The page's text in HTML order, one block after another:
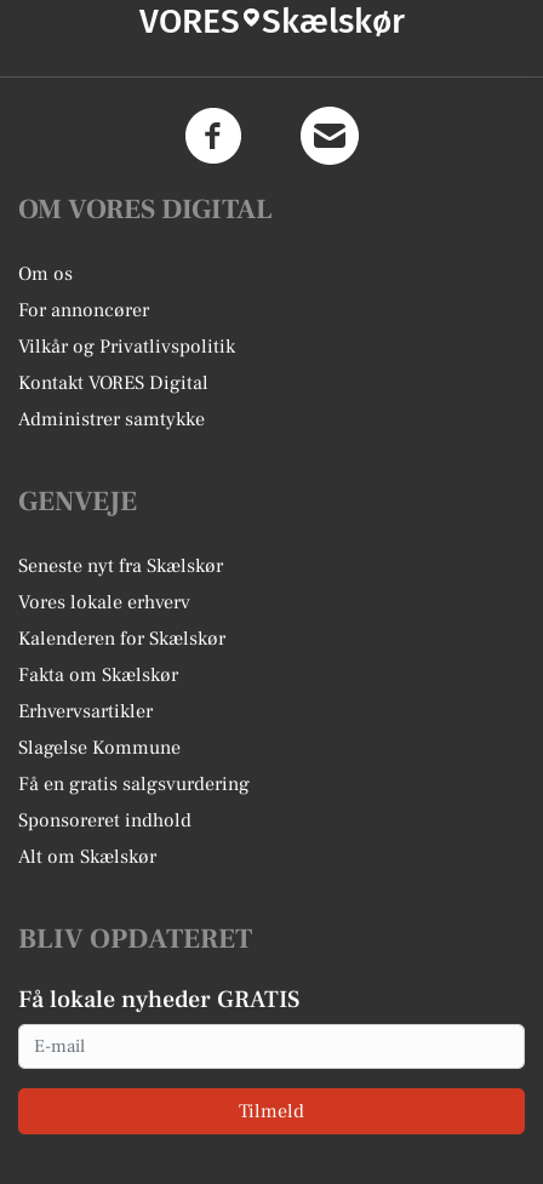
VORES Skælskør
OM VORES DIGITAL
Om os
For annoncører
Vilkår og Privatlivspolitik
Kontakt VORES Digital
Administrer samtykke
GENVEJE
Seneste nyt fra Skælskør
Vores lokale erhverv
Kalenderen for Skælskør
Fakta om Skælskør
Erhvervsartikler
Slagelse Kommune
Få en gratis salgsvurdering
Sponsoreret indhold
Alt om Skælskør
BLIV OPDATERET
Få lokale nyheder GRATIS
Email
Tilmeld